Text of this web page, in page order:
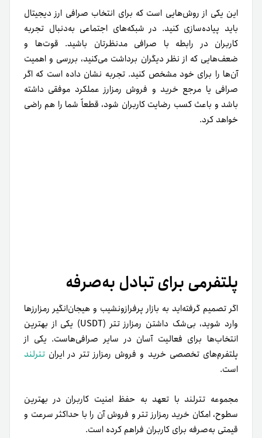
این یکی از روش‌هایی است که برای انتخاب صرافی ارز دیجیتال
باید پیاده‌سازی کنید. در شبکه‌های اجتماعی به‌دنبال تجربه
کاربران در رابطه با صرافی مدنظرتان باشید. قوت‌ها و
ضعف‌هایی که از‌ نظر دیگران برداشت می‌کنید، بررسی و اهمیت
آن‌ها را برای خود مشخص کنید. تجربه نشان داده است که اگر
صرافی یا مرجع خرید و فروش رمزارز عملکرد موفقی داشته
باشد و باعث کسب رضایت کاربران شود، قطعاً شما را هم راضی
خواهد کرد.
پلتفرمی برای تبادل به‌صرفه
اگر تصمیم گرفته‌اید به بازار پرفراز‌و‌نشیب و هیجان‌انگیر رمزارزها
وارد شوید، بی‌شک داشتن رمزارز تتر (USDT) یکی از بهترین
انتخاب‌ها برای فعالیت آسان در سایر صرافی‌هاست. یکی از
پلتفرم‌های تخصصی‌ خرید و فروش رمزارز تتر در ایران تترلند
است.
مجموعه تترلند با تعهد به حفظ امنیت کاربران در بهترین
سطوح، امکان خرید رمزارز تتر و فروش آن را با حداکثر سرعت و
قیمتی به‌صرفه برای کاربران فراهم کرده است.